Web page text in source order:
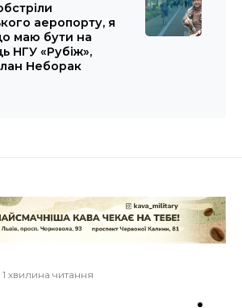
аеропорту, я
маю бути на
НГУ «Рубіж»,
Неборак
1 хвилина читання